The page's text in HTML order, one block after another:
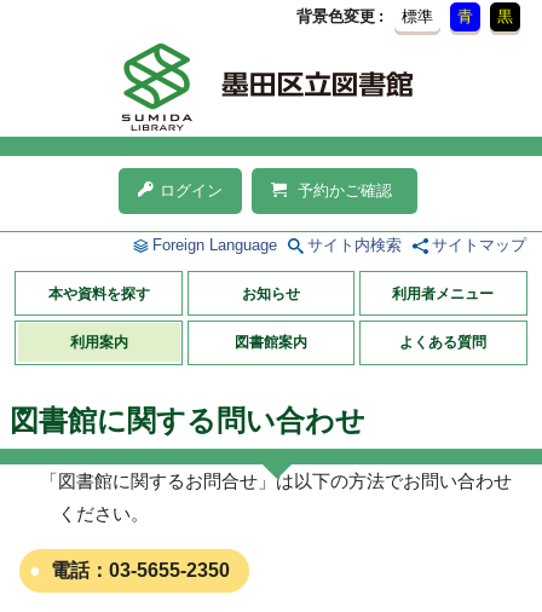
背景色変更 標準 青 黒
ログイン 予約かご確認
Foreign Language サイト内検索 サイトマップ
本や資料を探す お知らせ 利用者メニュー
利用案内 図書館案内 よくある質問
図書館に関する問い合わせ
「図書館に関するお問合せ」は以下の方法でお問い合わせ
ください。
電話： 03-5655-2350